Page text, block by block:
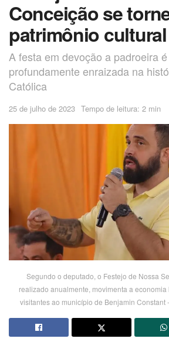
Conceição se
patrimônio cultural
A festa em devoção a padroeira
profundamente enraizada na
Católica
25 de julho de 2023 Tempo de leitura: 2 min
Segundo o deputado, o Festejo de Nossa
realizado anualmente, movimenta a
visitantes ao município de Benjamin Constant